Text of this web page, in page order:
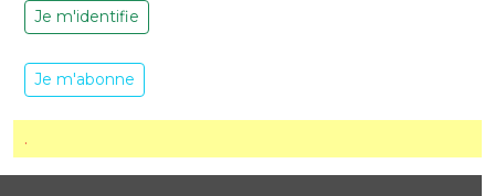
Je m'identifie
Je m'abonne
.